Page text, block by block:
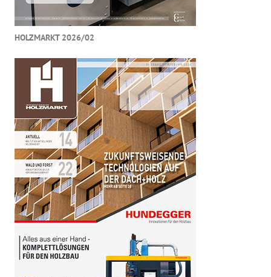
HOLZMARKT 2026/02